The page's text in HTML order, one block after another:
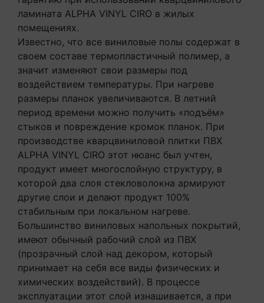
ламината ALPHA VINYL CIRO в жилых
помещениях.
Известно, что все виниловые полы содержат в
своем составе термопластичный полимер, а
значит изменяют свои размеры под
воздействием температуры. При нагреве
размеры планок увеличиваются. В летний
период времени можно получить «подъём»
стыков и повреждение кромок планок. При
производстве кварцвиниловой плитки ПВХ
ALPHA VINYL CIRO этот нюанс был учтен,
продукт имеет многослойную структуру, в
которой два слоя стекловолокна армируют
другие слои и делают продукт 100%
стабильным при локальном нагреве.
Большинство виниловых напольных покрытий,
имеют обычный рабочий слой из ПВХ
(прозрачный слой над декором, который
принимает на себя все виды физических и
химических воздействий). В процессе
эксплуатации этот слой изнашивается, а при